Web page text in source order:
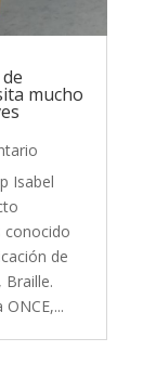
mucho
Isabel
conocido
de
Braille.